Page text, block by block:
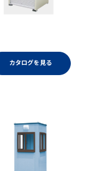
カタログを見る